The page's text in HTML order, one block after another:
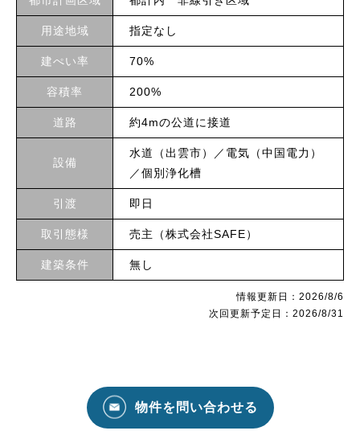
用途地域 指定なし
建ぺい率 70%
容積率 200%
道路 約4mの公道に接道
設備
水道（出雲市）／電気（中国電力）
／個別浄化槽
引渡 即日
取引態様 売主（株式会社SAFE）
建築条件 無し
情報更新日：2026/8/6
次回更新予定日：2026/8/31
物件を問い合わせる